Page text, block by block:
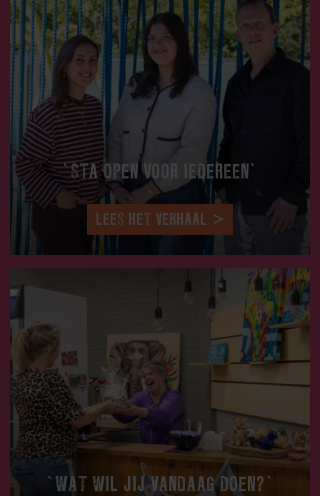
‘STA OPEN VOOR IEDEREEN’
LEES HET VERHAAL
‘WAT WIL JIJ VANDAAG DOEN?’